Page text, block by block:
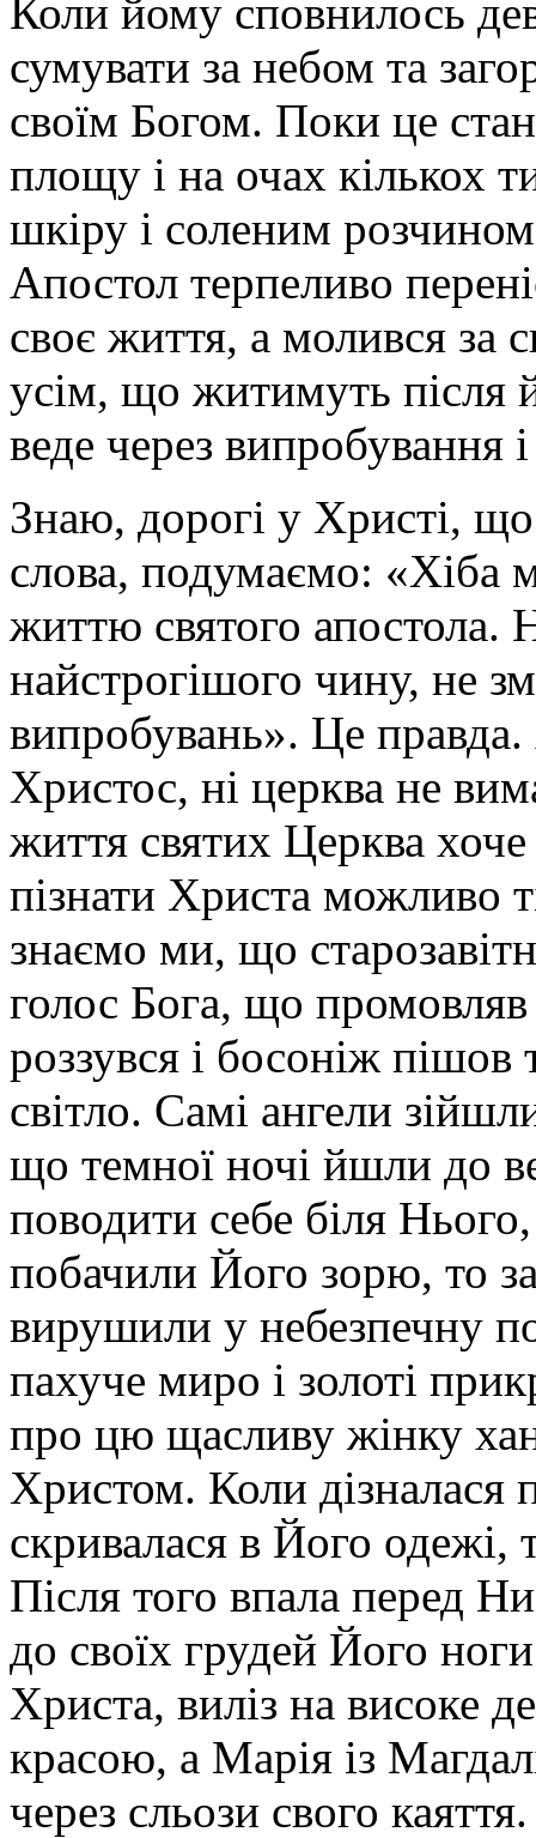
Коли йому сповнилось
сумува­ти за небом та
своїм Богом. Поки це
площу і на очах кількох
шкіру і соленим
Апостол терпеливо
своє життя, а молився за
усім, що житимуть після
веде через випробування
Знаю, дорогі у Христі,
слова, подумаємо: «Хіба
життю святого апостола.
найстрогішого чину, не
випробувань». Це
Христос, ні церква не
життя святих Церква
пізнати Христа можливо
знаємо ми, що
голос Бога, що
роззувся і босоніж
світло. Самі ангели
що темної ночі йшли до
поводити себе біля
поба­чили Його зорю, то
вирушили у небез­печну
пахуче миро і золоті
про цю щасливу жінку
Христом. Коли дізналася
скривалася в Його одежі,
Після того впала перед
до своїх грудей Його
Христа, виліз на високе
красою, а Марія із
через сльози свого каяття.